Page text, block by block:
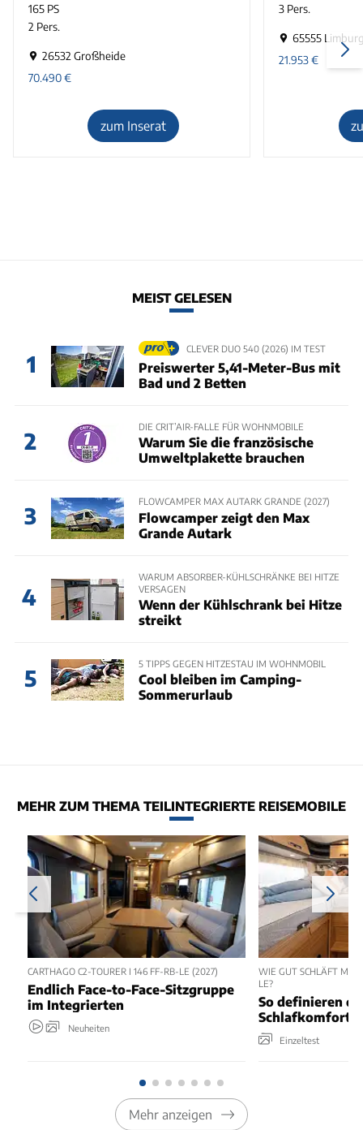
165 PS
2 Pers.
26532 Großheide
70.490€
zum Inserat
3 Pers.
65555
21.953€
MEIST GELESEN
1
CLEVER DUO 540 (2026) IM TEST
Preiswerter 5,41-Meter-Bus mit
Bad und 2 Betten
2
DIE CRIT’AIR-FALLE FÜR WOHNMOBILE
Warum Sie die französische
Umweltplakette brauchen
3
FLOWCAMPER MAX AUTARK GRANDE (2027)
Flowcamper zeigt den Max
Grande Autark
4
WARUM ABSORBER-KÜHLSCHRÄNKE BEI HITZE
VERSAGEN
Wenn der Kühlschrank bei Hitze
streikt
5
5 TIPPS GEGEN HITZESTAU IM WOHNMOBIL
Cool bleiben im Camping-
Sommerurlaub
MEHR ZUM THEMA TEILINTEGRIERTE REISEMOBILE
CARTHAGO C2-TOURER I 146 FF-RB-LE (2027)
Endlich Face-to-Face-Sitzgruppe
im Integrierten
Neuheiten
WIE GUT SCHLÄFT
LE?
So definieren
Schlafkomfort
Einzeltest
Mehr anzeigen